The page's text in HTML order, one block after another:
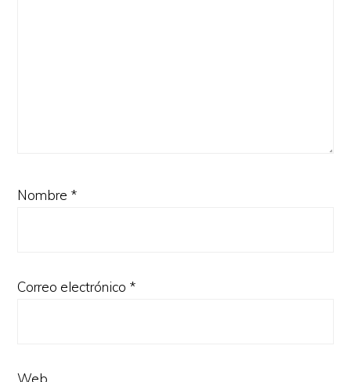
Nombre *
Correo electrónico *
Web